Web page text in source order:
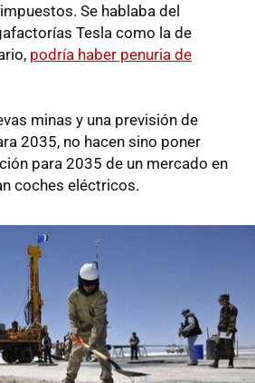
Se hablaba del
Tesla como la de
podría haber penuria de
minas y una previsión de
2035, no hacen sino poner
para 2035 de un mercado en
coches eléctricos.